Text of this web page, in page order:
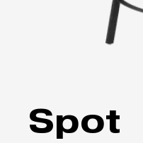
Spot